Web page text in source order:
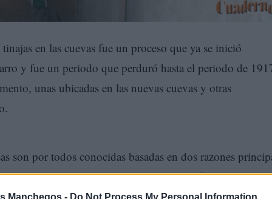
Manchegos - Do Not Process My Personal Information
en las cuevas fue un proceso que ya se inició
y fue un periodo que perduró hasta el periodo de
unas ubicadas en las nuevas cuevas y otras
son por todos conocidas basadas en dos razones
rotura de las tinajas de barro durante la fermentación y